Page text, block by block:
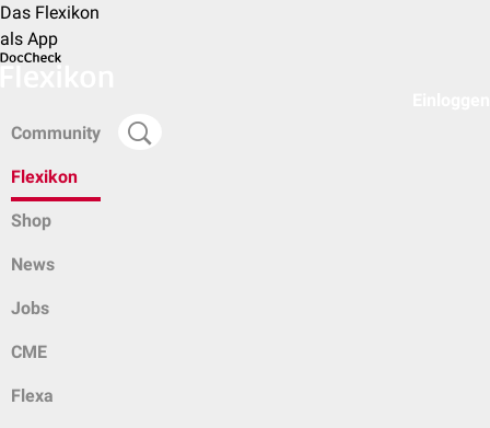
Das Flexikon
als App
Community
Flexikon
Shop
News
Jobs
CME
Flexa